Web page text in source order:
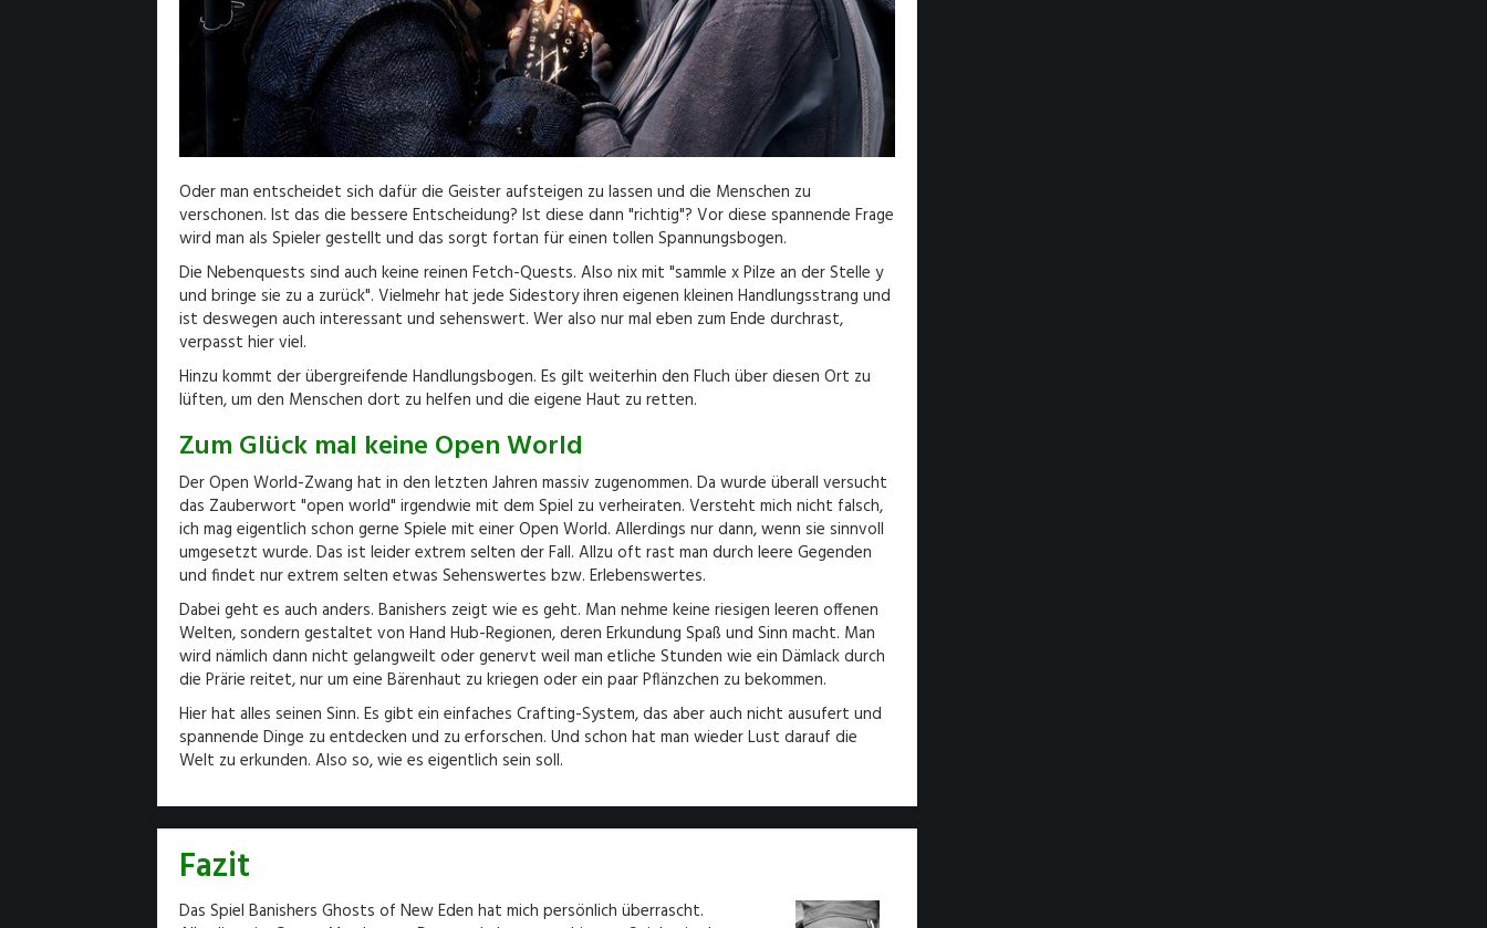
Oder man entscheidet sich dafür die Geister aufsteigen zu lassen und die Menschen zu
verschonen. Ist das die bessere Entscheidung? Ist diese dann "richtig"? Vor diese spannende Frage
wird man als Spieler gestellt und das sorgt fortan für einen tollen Spannungsbogen.
Die Nebenquests sind auch keine reinen Fetch-Quests. Also nix mit "sammle x Pilze an der Stelle y
und bringe sie zu a zurück". Vielmehr hat jede Sidestory ihren eigenen kleinen Handlungsstrang und
ist deswegen auch interessant und sehenswert. Wer also nur mal eben zum Ende durchrast,
verpasst hier viel.
Hinzu kommt der übergreifende Handlungsbogen. Es gilt weiterhin den Fluch über diesen Ort zu
lüften, um den Menschen dort zu helfen und die eigene Haut zu retten.
Zum Glück mal keine Open World
Der Open World-Zwang hat in den letzten Jahren massiv zugenommen. Da wurde überall versucht
das Zauberwort "open world" irgendwie mit dem Spiel zu verheiraten. Versteht mich nicht falsch,
ich mag eigentlich schon gerne Spiele mit einer Open World. Allerdings nur dann, wenn sie sinnvoll
umgesetzt wurde. Das ist leider extrem selten der Fall. Allzu oft rast man durch leere Gegenden
und findet nur extrem selten etwas Sehenswertes bzw. Erlebenswertes.
Dabei geht es auch anders. Banishers zeigt wie es geht. Man nehme keine riesigen leeren offenen
Welten, sondern gestaltet von Hand Hub-Regionen, deren Erkundung Spaß und Sinn macht. Man
wird nämlich dann nicht gelangweilt oder genervt weil man etliche Stunden wie ein Dämlack durch
die Prärie reitet, nur um eine Bärenhaut zu kriegen oder ein paar Pflänzchen zu bekommen.
Hier hat alles seinen Sinn. Es gibt ein einfaches Crafting-System, das aber auch nicht ausufert und
spannende Dinge zu entdecken und zu erforschen. Und schon hat man wieder Lust darauf die
Welt zu erkunden. Also so, wie es eigentlich sein soll.
Fazit
Das Spiel Banishers Ghosts of New Eden hat mich persönlich überrascht.